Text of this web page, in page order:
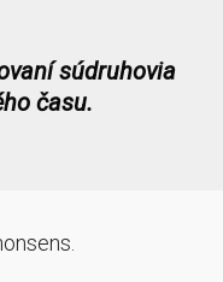
súdruhovia
času.